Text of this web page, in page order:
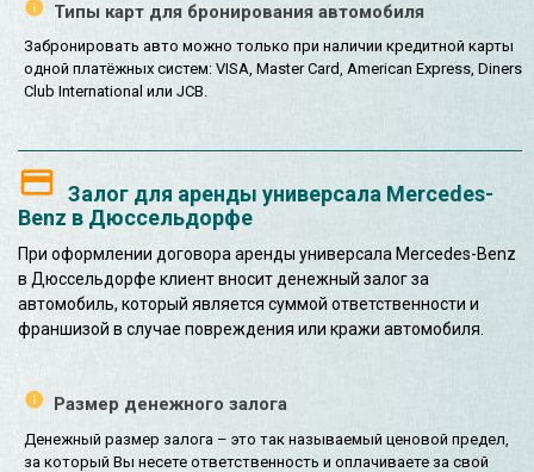
Типы карт для бронирования автомобиля
Забронировать авто можно только при наличии кредитной карты
одной платёжных систем: VISA, Master Card, American Express, Diners
Club International или JCB.
Залог для аренды универсала Mercedes-
Benz в Дюссельдорфе
При оформлении договора аренды универсала Mercedes-Benz
в Дюссельдорфе клиент вносит денежный залог за
автомобиль, который является суммой ответственности и
франшизой в случае повреждения или кражи автомобиля.
Размер денежного залога
Денежный размер залога – это так называемый ценовой предел,
за который Вы несете ответственность и оплачиваете за свой